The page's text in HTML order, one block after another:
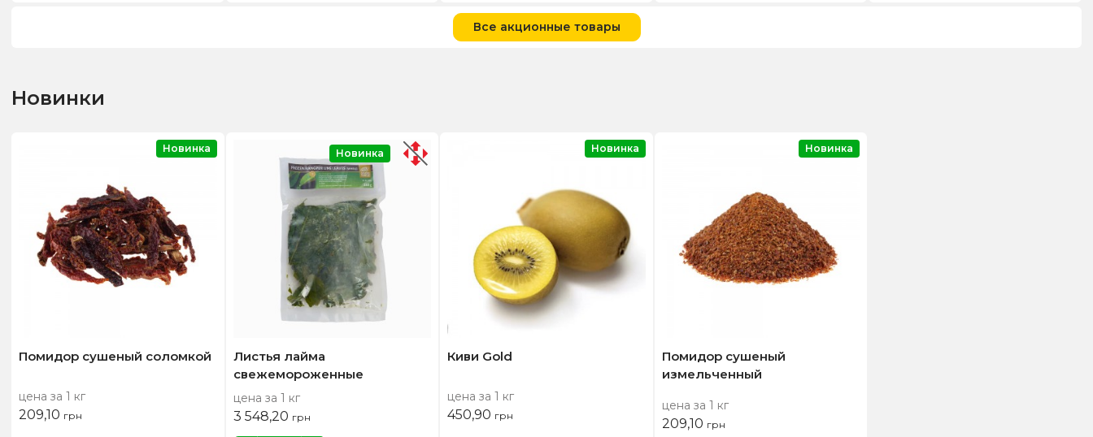
Все акционные товары
Новинки
Помидор сушеный соломкой
цена за 1 кг
209,10 грн
Новинка
Листья лайма
свежемороженные
цена за 1 кг
3 548,20 грн
Новинка
Киви Gold
цена за 1 кг
450,90 грн
Новинка
Помидор сушеный
измельченный
цена за 1 кг
209,10 грн
Новинка